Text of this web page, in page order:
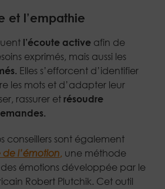
et l’empathie
l’écoute activeafin de
exprimés, mais aussi les
Elles s’efforcent d’identifier
les mots et d’adapter leur
rassurer et résoudre
conseillers sont également
de l’émotion, une méthode
émotions développée par le
Robert Plutchik. Cet outil